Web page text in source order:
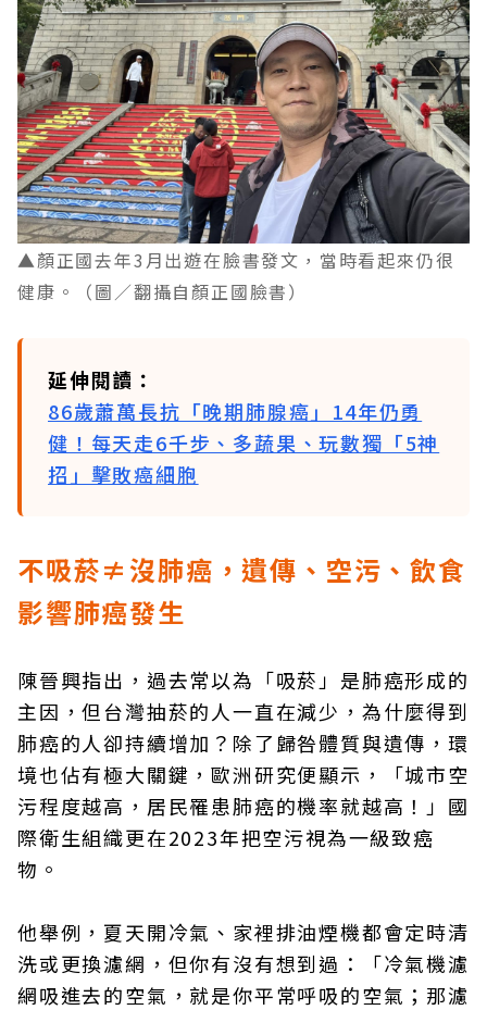
▲顏正國去年3月出遊在臉書發文，當時看起來仍很
健康。（圖／翻攝自顏正國臉書）
延伸閱讀：
86歲蕭萬長抗「晚期肺腺癌」14年仍勇
健！每天走6千步、多蔬果、玩數獨「5神
招」擊敗癌細胞
不吸菸≠沒肺癌，遺傳、空污、飲食
影響肺癌發生
陳晉興指出，過去常以為「吸菸」是肺癌形成的
主因，但台灣抽菸的人一直在減少，為什麼得到
肺癌的人卻持續增加？除了歸咎體質與遺傳，環
境也佔有極大關鍵，歐洲研究便顯示，「城市空
污程度越高，居民罹患肺癌的機率就越高！」國
際衛生組織更在2023年把空污視為一級致癌
物。
他舉例，夏天開冷氣、家裡排油煙機都會定時清
洗或更換濾網，但你有沒有想到過：「冷氣機濾
網吸進去的空氣，就是你平常呼吸的空氣；那濾